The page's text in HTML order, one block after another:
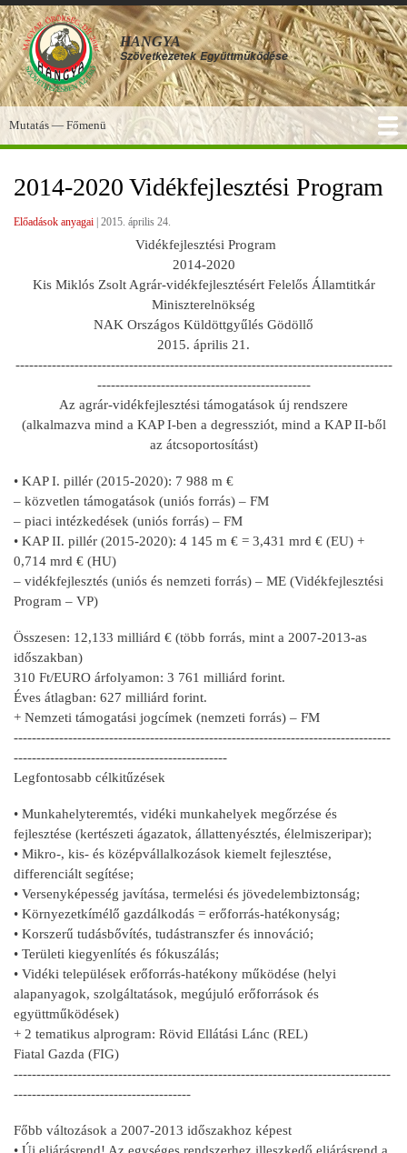
Ugrás
a
tartalomra
HANGYA
Szövetkezetek Együttműködése
Főmenü
Mutatás — Főmenü
2014-2020 Vidékfejlesztési Program
Előadások anyagai 2015. április 24.
Vidékfejlesztési Program
2014-2020
Kis Miklós Zsolt Agrár-vidékfejlesztésért Felelős Államtitkár
Miniszterelnökség
NAK Országos Küldöttgyűlés Gödöllő
2015. április 21.
-----------------------------------------------------------------------------------
-----------------------------------------------
Az agrár-vidékfejlesztési támogatások új rendszere
(alkalmazva mind a KAP I-ben a degressziót, mind a KAP II-ből
az átcsoportosítást)
• KAP I. pillér (2015-2020): 7 988 m €
– közvetlen támogatások (uniós forrás) – FM
– piaci intézkedések (uniós forrás) – FM
• KAP II. pillér (2015-2020): 4 145 m € = 3,431 mrd € (EU) +
0,714 mrd € (HU)
– vidékfejlesztés (uniós és nemzeti forrás) – ME (Vidékfejlesztési
Program – VP)
Összesen: 12,133 milliárd € (több forrás, mint a 2007-2013-as
időszakban)
310 Ft/EURO árfolyamon: 3 761 milliárd forint.
Éves átlagban: 627 milliárd forint.
+ Nemzeti támogatási jogcímek (nemzeti forrás) – FM
-----------------------------------------------------------------------------------
-----------------------------------------------
Legfontosabb célkitűzések
• Munkahelyteremtés, vidéki munkahelyek megőrzése és
fejlesztése (kertészeti ágazatok, állattenyésztés, élelmiszeripar);
• Mikro-, kis- és középvállalkozások kiemelt fejlesztése,
differenciált segítése;
• Versenyképesség javítása, termelési és jövedelembiztonság;
• Környezetkímélő gazdálkodás = erőforrás-hatékonyság;
• Korszerű tudásbővítés, tudástranszfer és innováció;
• Területi kiegyenlítés és fókuszálás;
• Vidéki települések erőforrás-hatékony működése (helyi
alapanyagok, szolgáltatások, megújuló erőforrások és
együttműködések)
+ 2 tematikus alprogram: Rövid Ellátási Lánc (REL)
Fiatal Gazda (FIG)
-----------------------------------------------------------------------------------
---------------------------------------
Főbb változások a 2007-2013 időszakhoz képest